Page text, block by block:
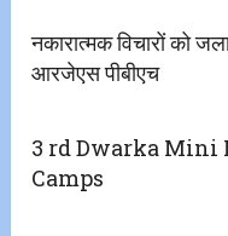
नकारात्मक विचारों को
आरजेएस पीबीएच
3 rd Dwarka Mini
Camps